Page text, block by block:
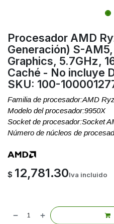
Procesador AMD
Generación) S-
Graphics, 5.7GHz,
Caché - No incluye
SKU: 100-
Familia de procesador:AMD
Modelo del procesador:9950X
Socket de procesador:Socket
Número de núcleos de
$ 12,781.30Iva incluido